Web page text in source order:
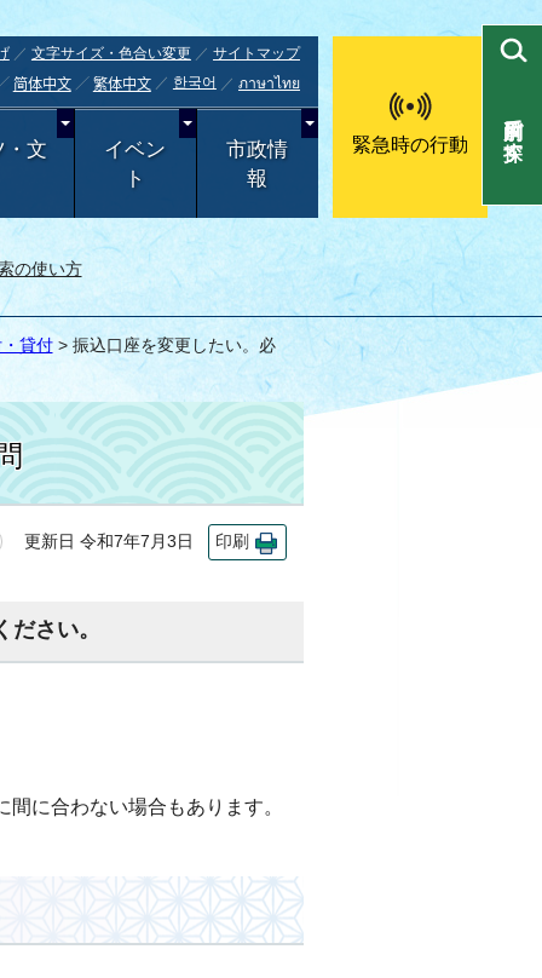
文字サイズ・色合い変更
サイトマップ
简体中文 繁体中文 한국어 ภาษาไทย
・文
イベン
ト
市政情
報
緊急時の行動
の使い方
目的別で探す
貸付> 振込口座を変更したい。必
更新日 令和7年7月3日 印刷
さい。
に合わない場合もあります。